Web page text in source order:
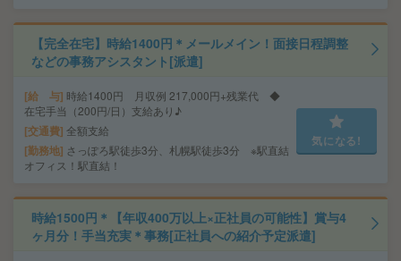
【完全在宅】時給1400円＊メールメイン！面接日程調整
などの事務アシスタント[派遣]
給 与 時給1400円 月収例 217,000円+残業代 ◆
在宅手当（200円/日）支給あり♪
交通費 全額支給
勤務地 さっぽろ駅徒歩3分、札幌駅徒歩3分 ※駅直結
オフィス！駅直結！
気になる!
時給1500円＊【年収400万以上×正社員の可能性】賞与4
ヶ月分！手当充実＊事務[正社員への紹介予定派遣]